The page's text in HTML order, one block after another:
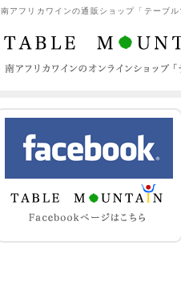
南アフリカワインの通販ショップ「テーブ